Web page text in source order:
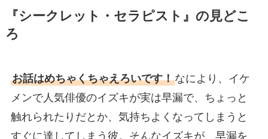
『シークレット・セラピスト』の見どこ
ろ
お話はめちゃくちゃえろいです！なにより、イケ
メンで人気俳優のイズキが実は早漏で、ちょっと
触れられたりだとか、気持ちよくなってしまうと
すぐに達してしまう彼。そんなイズキが、早漏を